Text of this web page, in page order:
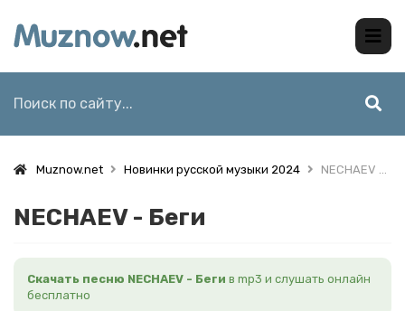
Muznow.net Новинки русской музыки 2024 NECHAEV - Беги
NECHAEV - Беги
Скачать песню NECHAEV - Беги в mp3 и слушать онлайн
бесплатно